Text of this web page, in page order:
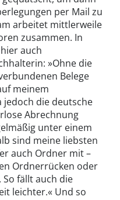
per Mail zu
arbeitet mittlerweile
zusammen. In
auch
»Ohne die
Belege
meinem
jedoch die deutsche
Abrechnung
unter einem
sind meine liebsten
auch Ordner mit –
Ordnerrücken oder
fällt auch die
leichter.« Und so